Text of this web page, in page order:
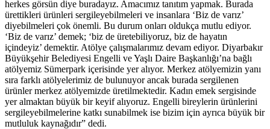
herkes görsün diye buradayız. Amacımız tanıtım yapmak. Burada
ürettikleri ürünleri sergileyebilmeleri ve insanlara ‘Biz de varız’
diyebilmeleri çok önemli. Bu durum onları oldukça mutlu ediyor.
‘Biz de varız’ demek; ‘biz de üretebiliyoruz, biz de hayatın
içindeyiz’ demektir. Atölye çalışmalarımız devam ediyor. Diyarbakır
Büyükşehir Belediyesi Engelli ve Yaşlı Daire Başkanlığı’na bağlı
atölyemiz Sümerpark içerisinde yer alıyor. Merkez atölyemizin yanı
sıra farklı atölyelerimiz de bulunuyor ancak burada sergilenen
ürünler merkez atölyemizde üretilmektedir. Kadın emek sergisinde
yer almaktan büyük bir keyif alıyoruz. Engelli bireylerin ürünlerini
sergileyebilmelerine katkı sunabilmek ise bizim için ayrıca büyük bir
mutluluk kaynağıdır” dedi.